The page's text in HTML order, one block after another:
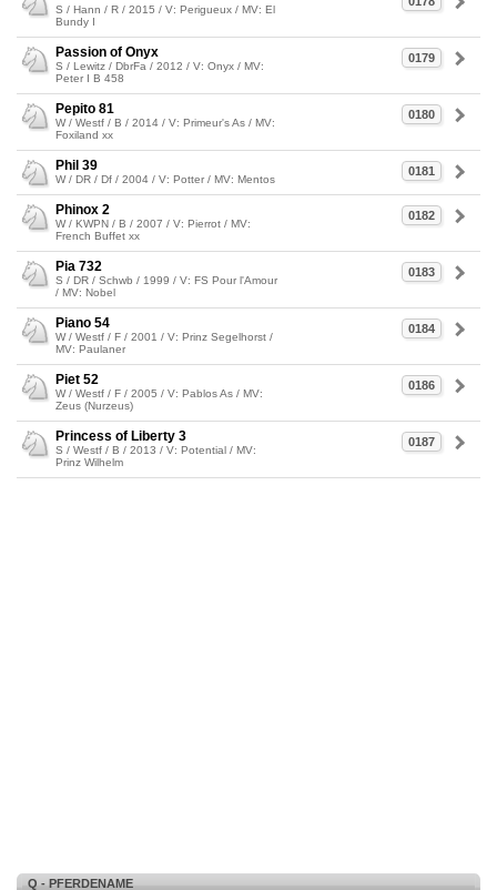
S / Hann / R / 2015 / V: Perigueux / MV: El
Bundy I
0179
Passion of Onyx
S / Lewitz / DbrFa / 2012 / V: Onyx / MV:
Peter I B 458
0180
Pepito 81
W / Westf / B / 2014 / V: Primeur's As / MV:
Foxiland xx
0181
Phil 39
W / DR / Df / 2004 / V: Potter / MV: Mentos
0182
Phinox 2
W / KWPN / B / 2007 / V: Pierrot / MV:
French Buffet xx
0183
Pia 732
S / DR / Schwb / 1999 / V: FS Pour l'Amour
/ MV: Nobel
0184
Piano 54
W / Westf / F / 2001 / V: Prinz Segelhorst /
MV: Paulaner
0186
Piet 52
W / Westf / F / 2005 / V: Pablos As / MV:
Zeus (Nurzeus)
0187
Princess of Liberty 3
S / Westf / B / 2013 / V: Potential / MV:
Prinz Wilhelm
Q - PFERDENAME